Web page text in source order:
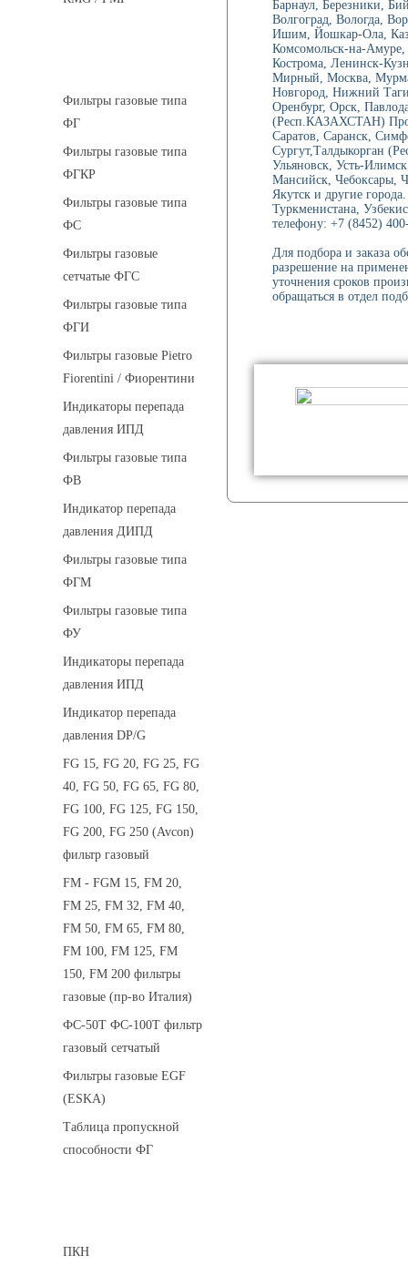
Фильтры газовые типа
ФГ
Фильтры газовые типа
ФГКР
Фильтры газовые типа
ФС
Фильтры газовые
сетчатые ФГС
Фильтры газовые типа
ФГИ
Фильтры газовые Pietro
Fiorentini / Фиорентини
Индикаторы перепада
давления ИПД
Фильтры газовые типа
ФВ
Индикатор перепада
давления ДИПД
Фильтры газовые типа
ФГМ
Фильтры газовые типа
ФУ
Индикаторы перепада
давления ИПД
Индикатор перепада
давления DP/G
FG 15, FG 20, FG 25, FG
40, FG 50, FG 65, FG 80,
FG 100, FG 125, FG 150,
FG 200, FG 250 (Avcon)
фильтр газовый
FM - FGM 15, FM 20,
FM 25, FM 32, FM 40,
FM 50, FM 65, FM 80,
FM 100, FM 125, FM
150, FM 200 фильтры
газовые (пр-во Италия)
ФС-50Т ФС-100Т фильтр
газовый сетчатый
Фильтры газовые EGF
(ESKA)
Таблица пропускной
способности ФГ
ПКН
Барнаул, Березники,
Волгоград, Вологда,
Ишим, Йошкар-Ола,
Комсомольск-на-
Кострома, Ленинск-
Мирный, Москва,
Новгород, Нижний
Оренбург, Орск,
(Респ.КАЗАХСТАН)
Саратов, Саранск,
Сургут,Талдыкорган
Ульяновск, Усть-
Мансийск, Чебоксары,
Якутск и другие
Туркменистана,
телефону: +7 (8452)
Для подбора и заказа
разрешение на
уточнения сроков
обращаться в отдел